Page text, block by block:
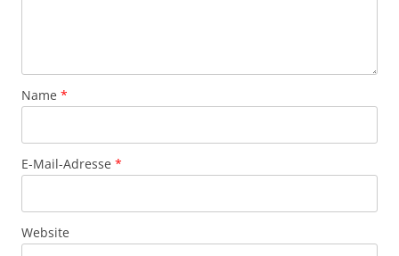
Name *
E-Mail-Adresse *
Website